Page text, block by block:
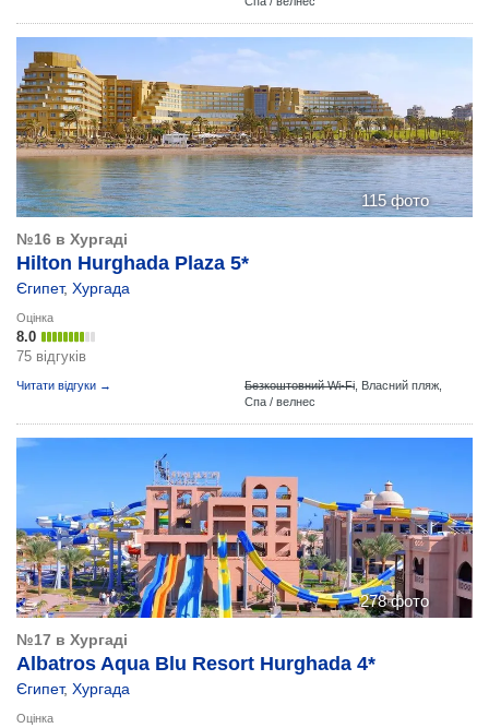
115 фото
№16 в Хургаді
Hilton Hurghada Plaza 5*
Єгипет, Хургада
Оцінка
8.0
75 відгуків
Читати відгуки → Безкоштовний Wi-Fi Власний пляж,
Спа / велнес
278 фото
№17 в Хургаді
Albatros Aqua Blu Resort Hurghada 4*
Єгипет, Хургада
Оцінка